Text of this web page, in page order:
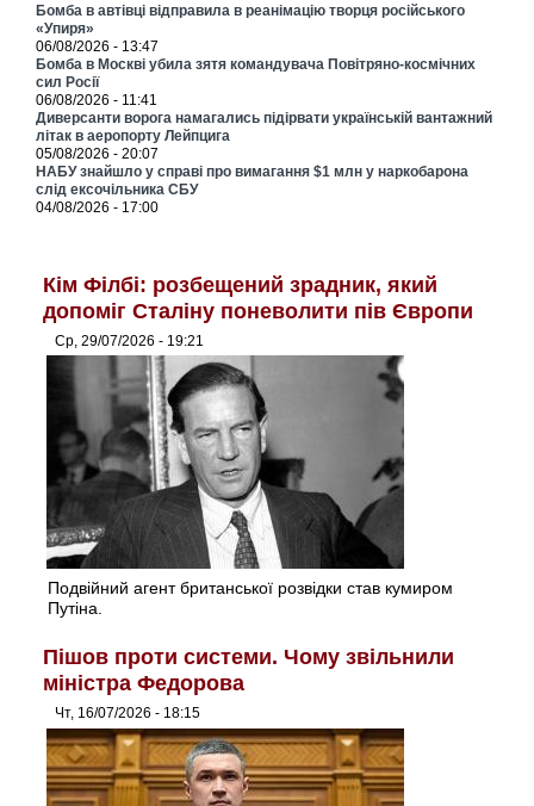
Бомба в автівці відправила в реанімацію творця російського
«Упиря»
06/08/2026 - 13:47
Бомба в Москві убила зятя командувача Повітряно-космічних
сил Росії
06/08/2026 - 11:41
Диверсанти ворога намагались підірвати українській вантажний
літак в аеропорту Лейпцига
05/08/2026 - 20:07
НАБУ знайшло у справі про вимагання $1 млн у наркобарона
слід ексочільника СБУ
04/08/2026 - 17:00
Кім Філбі: розбещений зрадник, який
допоміг Сталіну поневолити пів Європи
Ср, 29/07/2026 - 19:21
Подвійний агент британської розвідки став кумиром
Путіна.
Пішов проти системи. Чому звільнили
міністра Федорова
Чт, 16/07/2026 - 18:15